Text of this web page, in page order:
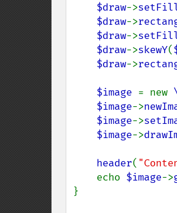
$draw->
$draw->
$draw->
$draw->skewY(
$draw->
$image = new
$image->
$image->
$image->
header(
    echo
$image->
}